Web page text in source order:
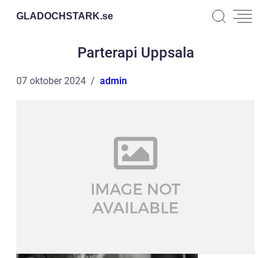
GLADOCHSTARK.se
Parterapi Uppsala
07 oktober 2024 admin